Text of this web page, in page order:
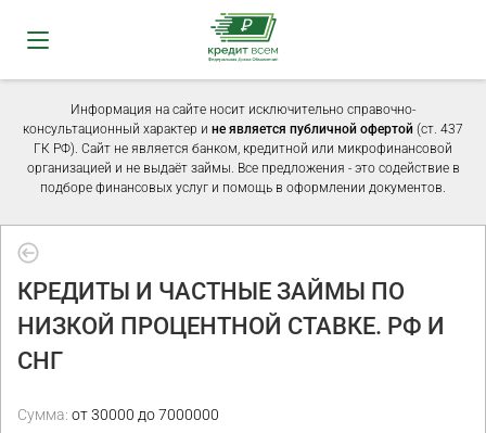
Информация на сайте носит исключительно справочно-
консультационный характер и не является публичной офертой (ст. 437
ГК РФ). Сайт не является банком, кредитной или микрофинансовой
организацией и не выдаёт займы. Все предложения - это содействие в
подборе финансовых услуг и помощь в оформлении документов.
КРЕДИТЫ И ЧАСТНЫЕ ЗАЙМЫ ПО
НИЗКОЙ ПРОЦЕНТНОЙ СТАВКЕ. РФ И
СНГ
Сумма: от 30000 до 7000000